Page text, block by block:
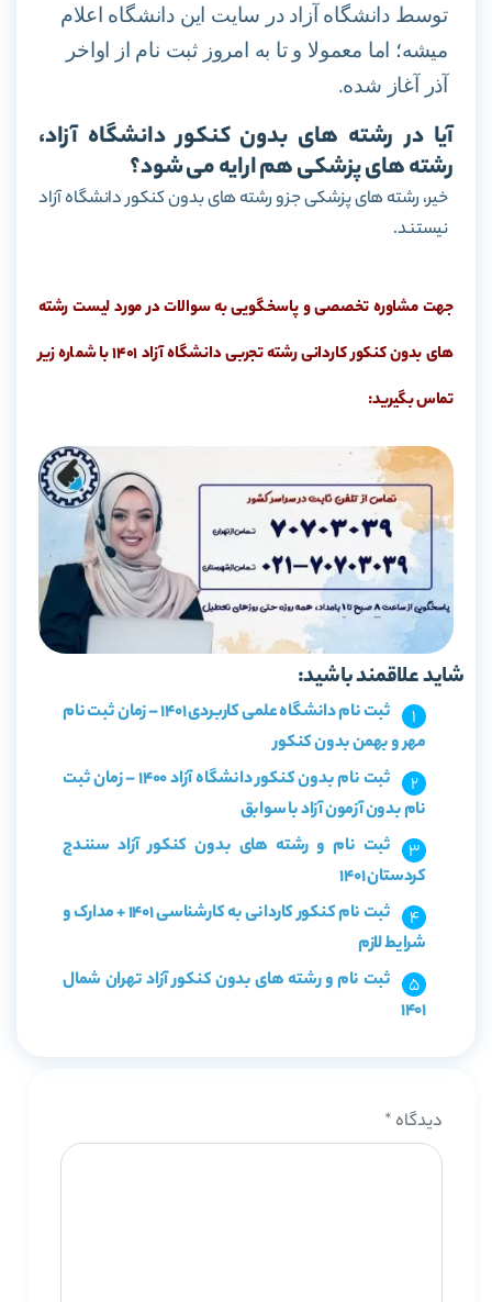
توسط دانشگاه آزاد در سایت این دانشگاه اعلام
میشه؛ اما معمولا و تا به امروز ثبت نام از اواخر
آذر آغاز شده.
آیا در رشته های بدون کنکور دانشگاه آزاد،
رشته های پزشکی هم ارایه می شود؟
خیر، رشته های پزشکی جزو رشته های بدون کنکور دانشگاه آزاد
نیستند.
جهت مشاوره تخصصی و پاسخگویی به سوالات در مورد لیست رشته
های بدون کنکور کاردانی رشته تجربی دانشگاه آزاد 1401 با شماره زیر
تماس بگیرید:
شاید علاقمند باشید:
ثبت نام دانشگاه علمی کاربردی 1401 – زمان ثبت نام
مهر و بهمن بدون کنکور
ثبت نام بدون کنکور دانشگاه آزاد 1400 – زمان ثبت
نام بدون آزمون آزاد با سوابق
ثبت نام و رشته های بدون کنکور آزاد سنندج
کردستان 1401
ثبت نام کنکور کاردانی به کارشناسی 1401 + مدارک و
شرایط لازم
ثبت نام و رشته های بدون کنکور آزاد تهران شمال
1401
دیدگاه *